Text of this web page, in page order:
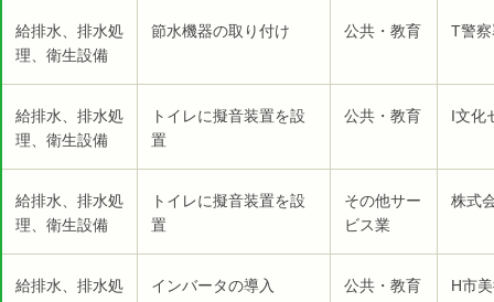
給排水、排水処
理、衛生設備
節水機器の取り付け 公共・教育 T警
給排水、排水処
理、衛生設備
トイレに擬音装置を設
置
公共・教育 I文化
給排水、排水処
理、衛生設備
トイレに擬音装置を設
置
その他サー
ビス業
株式
給排水、排水処
インバータの導入 公共・教育 H市